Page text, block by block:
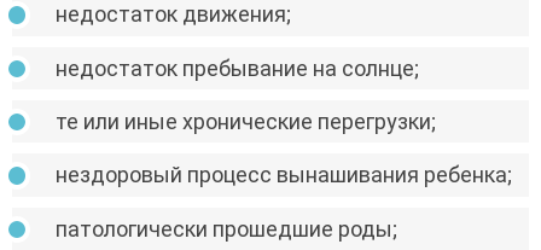
недостаток движения;
недостаток пребывание на солнце;
те или иные хронические перегрузки;
нездоровый процесс вынашивания ребенка;
патологически прошедшие роды;